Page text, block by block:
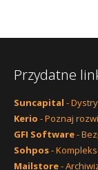
Przydatne
Suncapital -
Kerio - Poznaj
GFI Software-
Sohpos-
Mailstore-